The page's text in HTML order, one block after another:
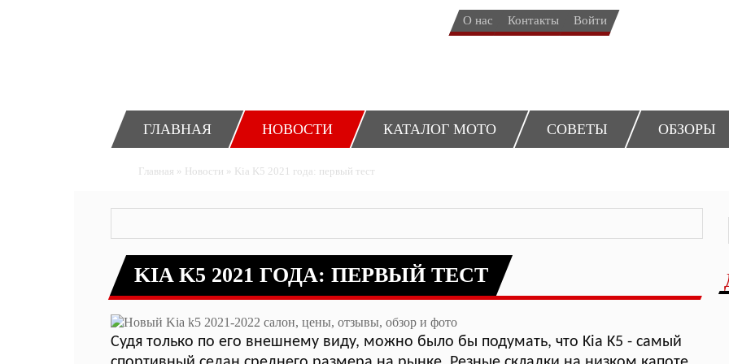
Вторичное меню
О нас Контакты Войти
Главное меню
ГЛАВНАЯ НОВОСТИ КАТАЛОГ МОТО СОВЕТЫ ОБЗОРЫ
Вы здесь
Главная » Новости » Kia K5 2021 года: первый тест
KIA K5 2021 ГОДА: ПЕРВЫЙ ТЕСТ
Судя только по его внешнему виду, можно было бы подумать, что Kia K5 - самый